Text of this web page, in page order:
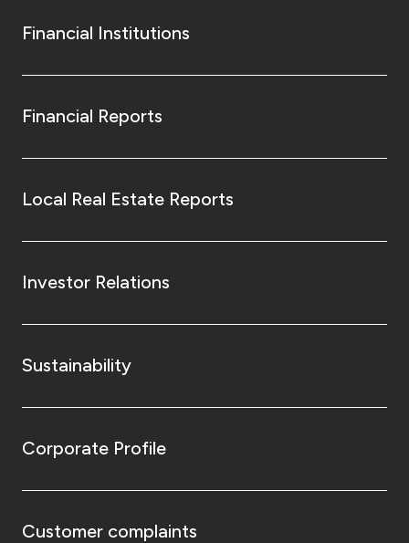
Financial Institutions
Financial Reports
Local Real Estate Reports
Investor Relations
Sustainability
Corporate Profile
Customer complaints